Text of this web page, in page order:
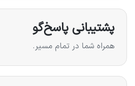
پشتیبانی پاسخ‌گو
همراه شما در تمام مسیر.